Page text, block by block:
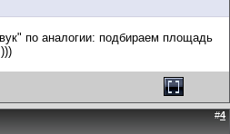
по аналогии: подбираем площадь
#4